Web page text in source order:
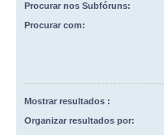
Procurar nos Subfóruns:
Procurar com:
Mostrar resultados :
Organizar resultados por: